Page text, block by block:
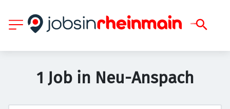
1 Job in Neu-Anspach